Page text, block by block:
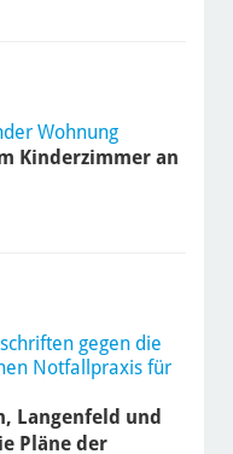
Wohnung
Kinderzimmer an
gegen die
Notfallpraxis für
Langenfeld und
Pläne der